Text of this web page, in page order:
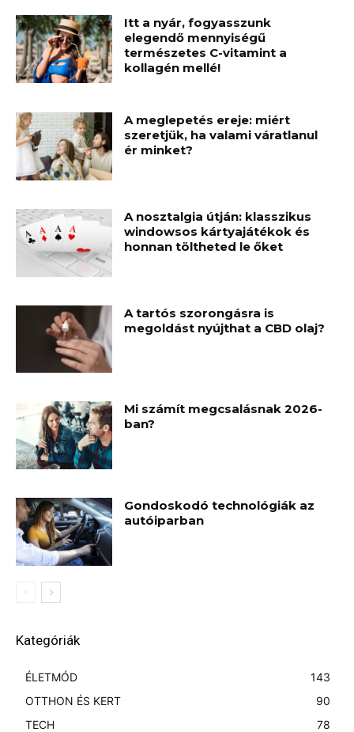
Itt a nyár, fogyasszunk
elegendő mennyiségű
természetes C-vitamint a
kollagén mellé!
A meglepetés ereje: miért
szeretjük, ha valami váratlanul
ér minket?
A nosztalgia útján: klasszikus
windowsos kártyajátékok és
honnan töltheted le őket
A tartós szorongásra is
megoldást nyújthat a CBD olaj?
Mi számít megcsalásnak 2026-
ban?
Gondoskodó technológiák az
autóiparban
Kategóriák
ÉLETMÓD
143
OTTHON ÉS KERT
90
TECH
78